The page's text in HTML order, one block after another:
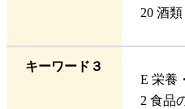
20 酒類
キーワード３
E 栄養
2 食品